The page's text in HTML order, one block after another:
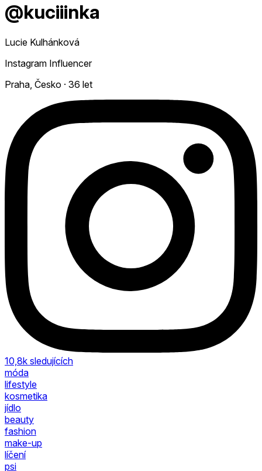
@kuciiinka
Lucie Kulhánková
Instagram Influencer
Praha, Česko · 36 let
10,8k sledujících
móda
lifestyle
kosmetika
jídlo
beauty
fashion
make-up
líčení
psi